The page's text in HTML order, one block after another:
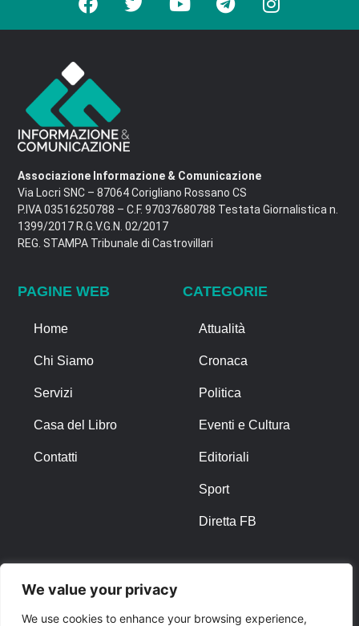
We value your privacy
We use cookies to enhance your browsing experience,
Associazione Informazione & Comunicazione
Via Locri SNC – 87064 Corigliano Rossano CS
P.IVA 03516250788 – C.F. 97037680788 Testata Giornalistica n.
1399/2017 R.G.V.G.N. 02/2017
REG. STAMPA Tribunale di Castrovillari
PAGINE WEB
Home
Chi Siamo
Servizi
Casa del Libro
Contatti
CATEGORIE
Attualità
Cronaca
Politica
Eventi e Cultura
Editoriali
Sport
Diretta FB